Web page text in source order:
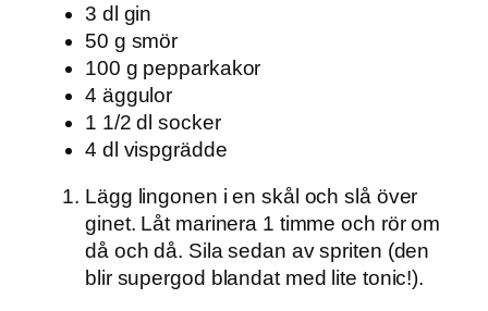
3 dl gin
50 g smör
100 g pepparkakor
4 äggulor
1 1/2 dl socker
4 dl vispgrädde
Lägg lingonen i en skål och slå över
ginet. Låt marinera 1 timme och rör om
då och då. Sila sedan av spriten (den
blir supergod blandat med lite tonic!).